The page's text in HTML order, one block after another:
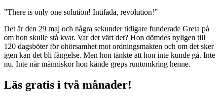
”There is only one solution! Intifada, revolution!”
Det är den 29 maj och några sekunder tidigare funderade Greta på
om hon skulle stå kvar. Var det värt det? Hon dömdes nyligen till
120 dagsböter för ohörsamhet mot ordningsmakten och om det sker
igen kan det bli fängelse. Men hon tänkte att hon inte kunde gå. Inte
nu. Inte när människor hon kände greps runtomkring henne.
Läs gratis i två månader!